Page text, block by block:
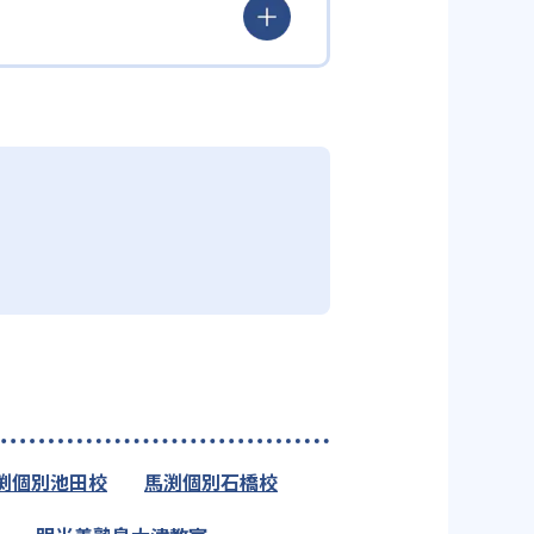
個別池田校
馬渕個別石橋校